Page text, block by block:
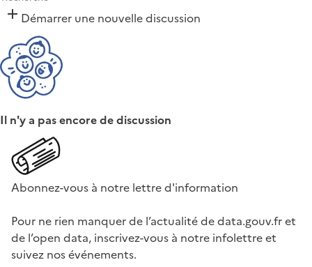
Démarrer une nouvelle discussion
Il n'y a pas encore de discussion
Abonnez-vous à notre lettre d'information
Pour ne rien manquer de l’actualité de data.gouv.fr et
de l’open data, inscrivez-vous à notre infolettre et
suivez nos événements.